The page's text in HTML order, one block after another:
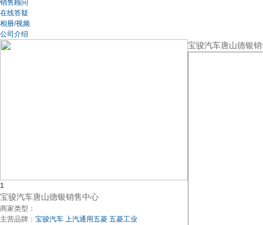
销售顾问
在线答疑
相册/视频
公司介绍
1
宝骏汽车唐山德银销售中心
商家类型：
主营品牌： 宝骏汽车 上汽通用五菱 五菱工业
宝骏汽车唐山德银